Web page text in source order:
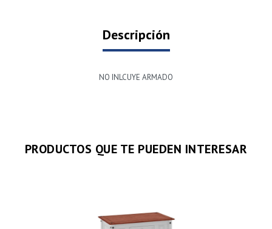
Descripción
NO INLCUYE ARMADO
PRODUCTOS QUE TE PUEDEN INTERESAR